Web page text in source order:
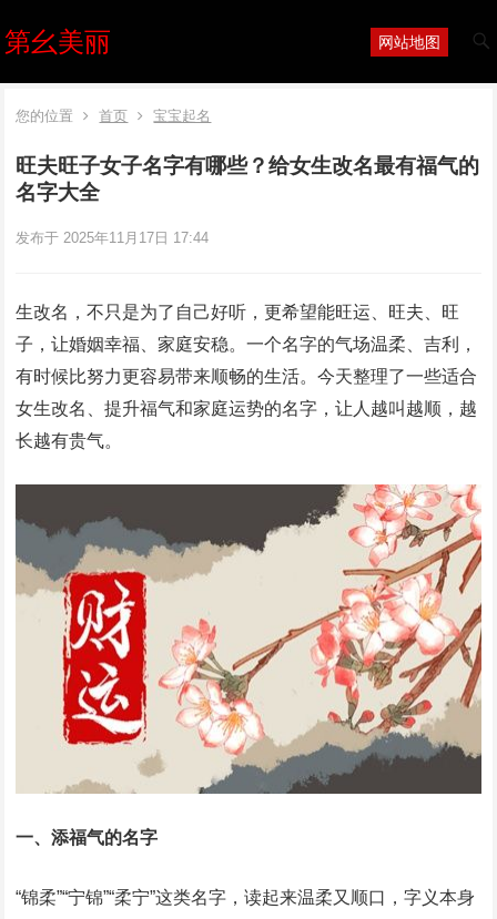
第幺美丽 网站地图
您的位置 首页 宝宝起名
旺夫旺子女子名字有哪些？给女生改名最有福气的
名字大全
发布于 2025年11月17日 17:44
生改名，不只是为了自己好听，更希望能旺运、旺夫、旺
子，让婚姻幸福、家庭安稳。一个名字的气场温柔、吉利，
有时候比努力更容易带来顺畅的生活。今天整理了一些适合
女生改名、提升福气和家庭运势的名字，让人越叫越顺，越
长越有贵气。
一、添福气的名字
“锦柔”“宁锦”“柔宁”这类名字，读起来温柔又顺口，字义本身